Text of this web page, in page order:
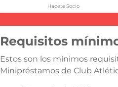
Hacete Socio
Minipréstamos Neuquén
Requisitos
Estos son los mínimos
Minipréstamos de Club